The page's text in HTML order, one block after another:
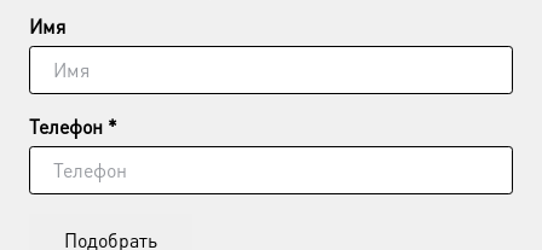
Имя
Телефон *
Подобрать